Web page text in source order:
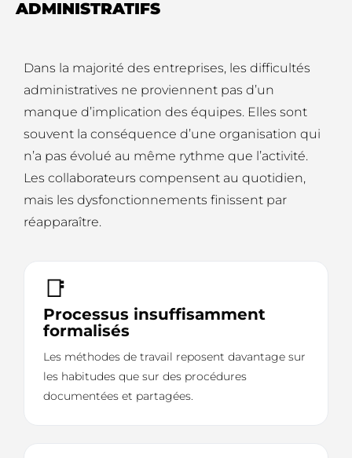
ADMINISTRATIFS
Dans la majorité des entreprises, les difficultés
administratives ne proviennent pas d’un
manque d’implication des équipes. Elles sont
souvent la conséquence d’une organisation qui
n’a pas évolué au même rythme que l’activité.
Les collaborateurs compensent au quotidien,
mais les dysfonctionnements finissent par
réapparaître.
📑
Processus insuffisamment
formalisés
Les méthodes de travail reposent davantage sur
les habitudes que sur des procédures
documentées et partagées.